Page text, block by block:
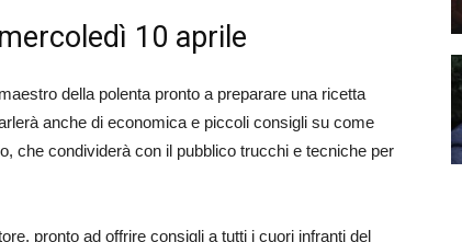
10 aprile
della polenta pronto a preparare una ricetta
anche di economica e piccoli consigli su come
che condividerà con il pubblico trucchi e tecniche per
pronto ad offrire consigli a tutti i cuori infranti del